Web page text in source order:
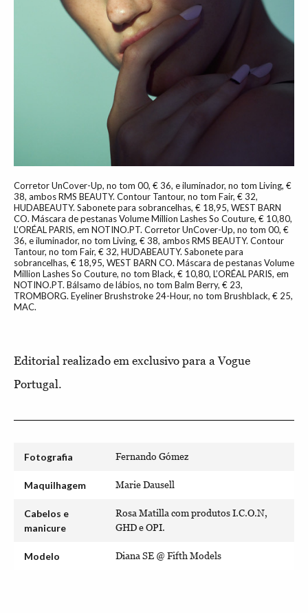
Corretor UnCover-Up, no tom 00, € 36, e iluminador, no tom Living, €
38, ambos RMS BEAUTY. Contour Tantour, no tom Fair, € 32,
HUDABEAUTY. Sabonete para sobrancelhas, € 18,95, WEST BARN
CO. Máscara de pestanas Volume Million Lashes So Couture, € 10,80,
L’ORÉAL PARIS, em NOTINO.PT. Corretor UnCover-Up, no tom 00, €
36, e iluminador, no tom Living, € 38, ambos RMS BEAUTY. Contour
Tantour, no tom Fair, € 32, HUDABEAUTY. Sabonete para
sobrancelhas, € 18,95, WEST BARN CO. Máscara de pestanas Volume
Million Lashes So Couture, no tom Black, € 10,80, L’ORÉAL PARIS, em
NOTINO.PT. Bálsamo de lábios, no tom Balm Berry, € 23,
TROMBORG. Eyeliner Brushstroke 24-Hour, no tom Brushblack, € 25,
MAC.
Editorial realizado em exclusivo para a Vogue
Portugal.
Fotografia Fernando Gómez
Maquilhagem Marie Dausell
Cabelos e
manicure
Rosa Matilla com produtos I.C.O.N,
GHD e OPI.
Modelo Diana SE @ Fifth Models